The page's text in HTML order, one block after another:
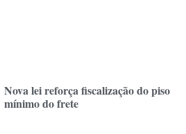
Nova lei reforça fiscalização do piso
mínimo do frete